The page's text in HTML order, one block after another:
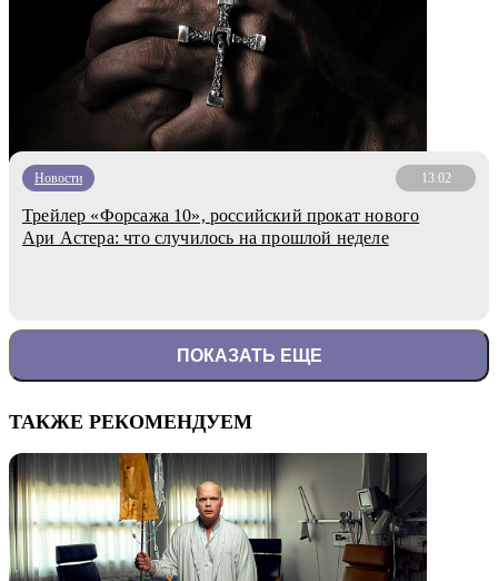
Новости 13.02
Трейлер «Форсажа 10», российский прокат нового
Ари Астера: что случилось на прошлой неделе
ПОКАЗАТЬ ЕЩЕ
ТАКЖЕ РЕКОМЕНДУЕМ